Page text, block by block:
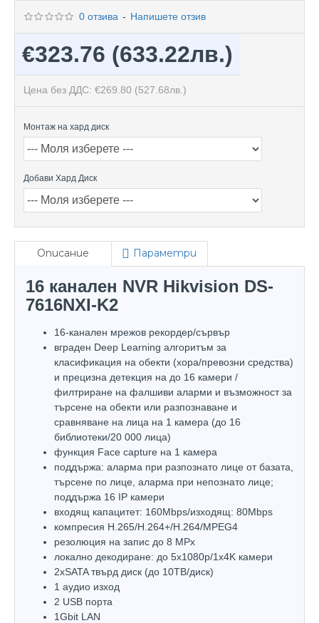
0 отзива - Напишете отзив
€323.76 (633.22лв.)
Цена без ДДС: €269.80 (527.68лв.)
Монтаж на хард диск
Добави Хард Диск
Описание Параметри
16 канален NVR Hikvision DS-
7616NXI-K2
16-канален мрежов рекордер/сървър
вграден Deep Learning алгоритъм за
класификация на обекти (хора/превозни средства)
и прецизна детекция на до 16 камери /
филтриране на фалшиви аларми и възможност за
търсене на обекти или разпознаване и
сравняване на лица на 1 камера (до 16
библиотеки/20 000 лица)
функция Face capture на 1 камера
поддържа: аларма при разпознато лице от базата,
търсене по лице, аларма при непознато лице;
поддържа 16 IP камери
входящ капацитет: 160Mbps/изходящ: 80Mbps
компресия H.265/H.264+/H.264/MPEG4
резолюция на запис до 8 MPx
локално декодиране: до 5x1080p/1x4K камери
2хSATA твърд диск (до 10ТВ/диск)
1 аудио изход
2 USB порта
1Gbit LAN